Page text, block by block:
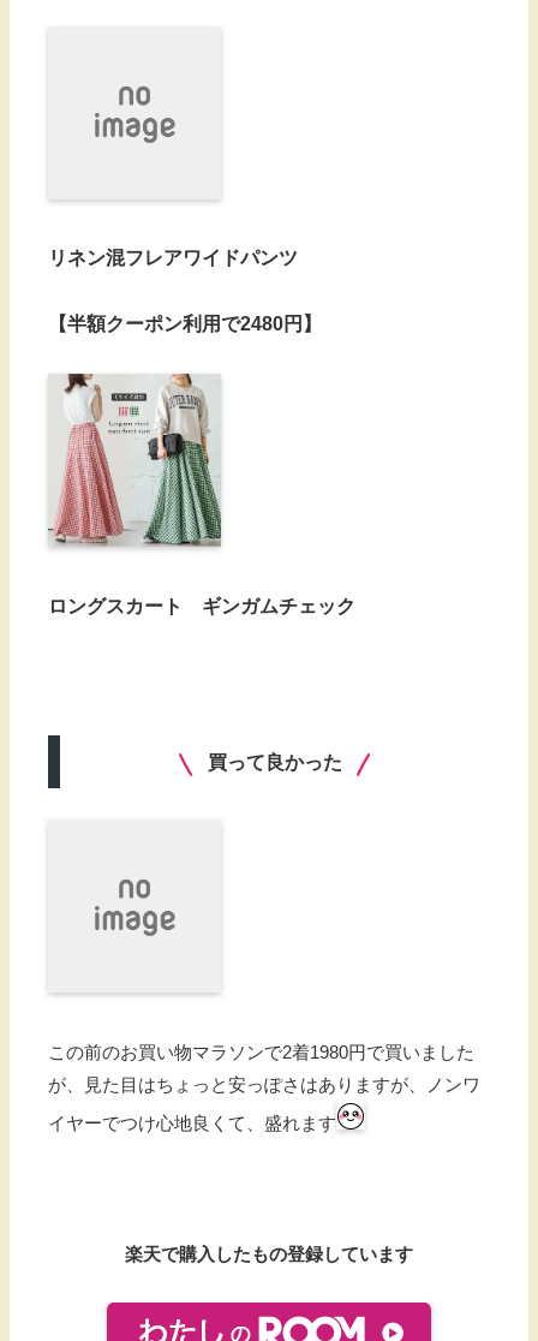
リネン混フレアワイドパンツ
【半額クーポン利用で2480円】
ロングスカート ギンガムチェック
買って良かった
この前のお買い物マラソンで2着1980円で買いました
が、見た目はちょっと安っぽさはありますが、ノンワ
イヤーでつけ心地良くて、盛れます
楽天で購入したもの登録しています